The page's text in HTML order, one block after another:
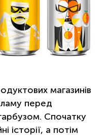
магазинів
перед
Спочатку
історії, а потім